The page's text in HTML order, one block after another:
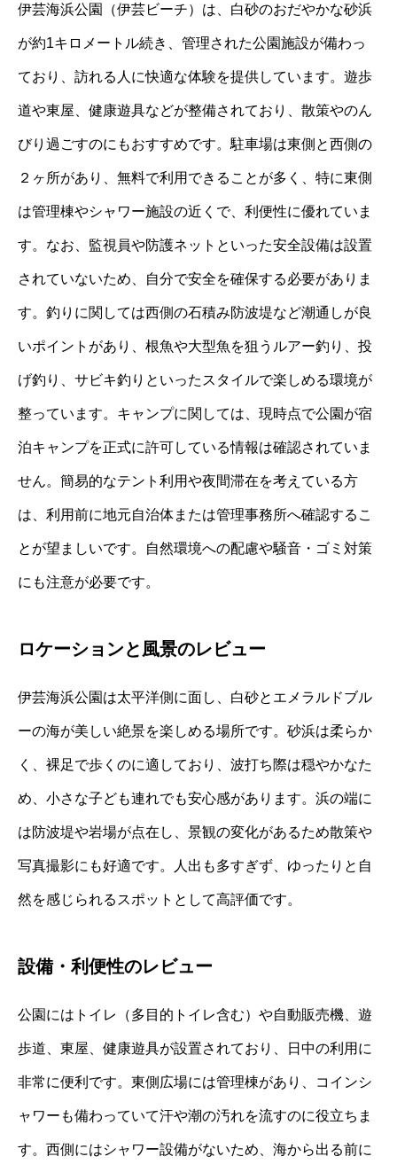
伊芸海浜公園（伊芸ビーチ）は、白砂のおだやかな砂浜
が約1キロメートル続き、管理された公園施設が備わっ
ており、訪れる人に快適な体験を提供しています。遊歩
道や東屋、健康遊具などが整備されており、散策やのん
びり過ごすのにもおすすめです。駐車場は東側と西側の
２ヶ所があり、無料で利用できることが多く、特に東側
は管理棟やシャワー施設の近くで、利便性に優れていま
す。なお、監視員や防護ネットといった安全設備は設置
されていないため、自分で安全を確保する必要がありま
す。釣りに関しては西側の石積み防波堤など潮通しが良
いポイントがあり、根魚や大型魚を狙うルアー釣り、投
げ釣り、サビキ釣りといったスタイルで楽しめる環境が
整っています。キャンプに関しては、現時点で公園が宿
泊キャンプを正式に許可している情報は確認されていま
せん。簡易的なテント利用や夜間滞在を考えている方
は、利用前に地元自治体または管理事務所へ確認するこ
とが望ましいです。自然環境への配慮や騒音・ゴミ対策
にも注意が必要です。
ロケーションと風景のレビュー
伊芸海浜公園は太平洋側に面し、白砂とエメラルドブル
ーの海が美しい絶景を楽しめる場所です。砂浜は柔らか
く、裸足で歩くのに適しており、波打ち際は穏やかなた
め、小さな子ども連れでも安心感があります。浜の端に
は防波堤や岩場が点在し、景観の変化があるため散策や
写真撮影にも好適です。人出も多すぎず、ゆったりと自
然を感じられるスポットとして高評価です。
設備・利便性のレビュー
公園にはトイレ（多目的トイレ含む）や自動販売機、遊
歩道、東屋、健康遊具が設置されており、日中の利用に
非常に便利です。東側広場には管理棟があり、コインシ
ャワーも備わっていて汗や潮の汚れを流すのに役立ちま
す。西側にはシャワー設備がないため、海から出る前に